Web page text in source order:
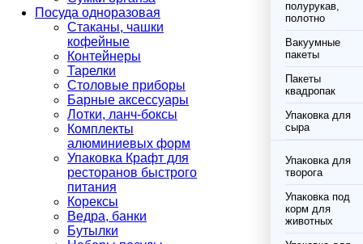
Посуда одноразовая
Стаканы, чашки
кофейные
Контейнеры
Тарелки
Столовые приборы
Барные аксессуары
Лотки, ланч-боксы
Комплекты
алюминиевых форм
Упаковка Крафт для
ресторанов быстрого
питания
Корексы
Ведра, банки
Бутылки
полурукав,
полотно
Вакуумные
пакеты
Пакеты
квадропак
Упаковка для
сыра
Упаковка для
творога
Упаковка под
корм для
животных